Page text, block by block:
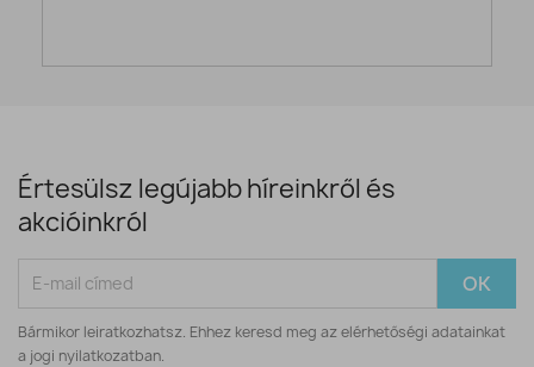
Értesülsz legújabb híreinkről és
akcióinkról
Bármikor leiratkozhatsz. Ehhez keresd meg az elérhetőségi adatainkat
a jogi nyilatkozatban.